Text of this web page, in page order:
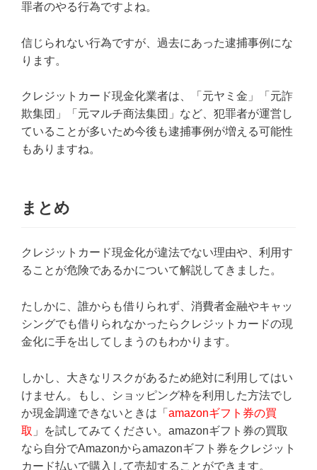
罪者のやる行為ですよね。
信じられない行為ですが、過去にあった逮捕事例にな
ります。
クレジットカード現金化業者は、「元ヤミ金」「元詐
欺集団」「元マルチ商法集団」など、犯罪者が運営し
ていることが多いため今後も逮捕事例が増える可能性
もありますね。
まとめ
クレジットカード現金化が違法でない理由や、利用す
ることが危険であるかについて解説してきました。
たしかに、誰からも借りられず、消費者金融やキャッ
シングでも借りられなかったらクレジットカードの現
金化に手を出してしまうのもわかります。
しかし、大きなリスクがあるため絶対に利用してはい
けません。もし、ショッピング枠を利用した方法でし
か現金調達できないときは「 amazonギフト券の買
取 」を試してみてください。amazonギフト券の買取
なら自分でAmazonからamazonギフト券をクレジット
カード払いで購入して売却することができます。